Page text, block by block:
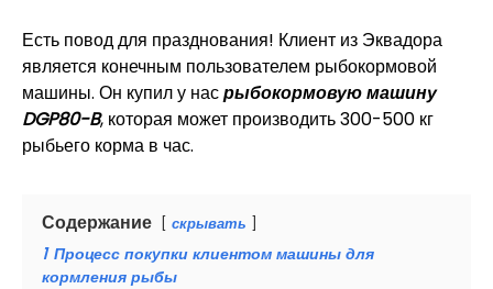
Есть повод для празднования! Клиент из Эквадора
является конечным пользователем рыбокормовой
машины. Он купил у насрыбокормовую машину
DGP80-B, которая может производить 300-500 кг
рыбьего корма в час.
Содержание скрывать
1 Процесс покупки клиентом машины для
кормления рыбы